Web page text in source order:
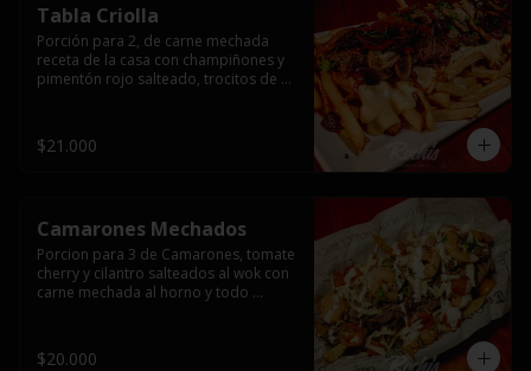
Tabla Criolla
Porción para 2, de carne mechada
receta de la casa con champiñones y
pimentón rojo salteado, trocitos de
papas fritas.
$21.000
Camarones Mechados
Porcion para 3 de Camarones, tomate
cherry y cilantro salteados al wok con
carne mechada al horno y todo
casera.
$20.000